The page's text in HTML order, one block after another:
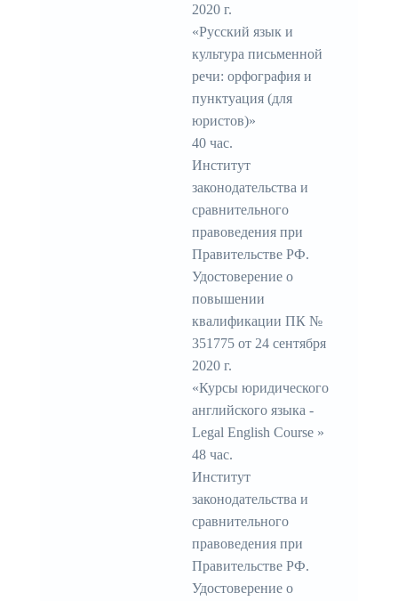
2020 г.
«Русский язык и
культура письменной
речи: орфография и
пунктуация (для
юристов)»
40 час.
Институт
законодательства и
сравнительного
правоведения при
Правительстве РФ.
Удостоверение о
повышении
квалификации ПК №
351775 от 24 сентября
2020 г.
«Курсы юридического
английского языка -
Legal English Course »
48 час.
Институт
законодательства и
сравнительного
правоведения при
Правительстве РФ.
Удостоверение о